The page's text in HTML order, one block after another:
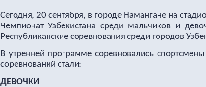
Сегодня, 20 сентября, в городе Намангане на
Чемпионат Узбекистана среди мальчиков и
Республиканские соревнования среди городов
В утренней программе соревновались
соревнований стали:
ДЕВОЧКИ